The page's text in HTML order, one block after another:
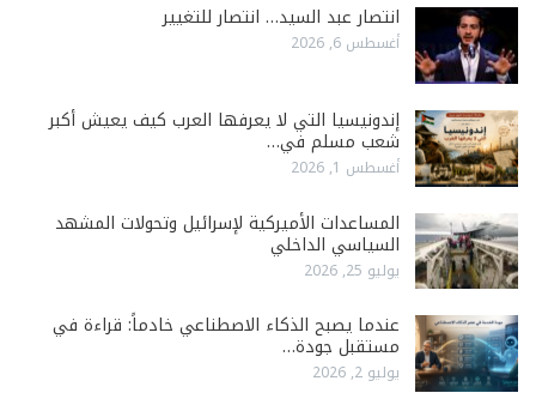
انتصار عبد السيد… انتصار للتغيير
أغسطس 6, 2026
إندونيسيا التي لا يعرفها العرب كيف يعيش أكبر
شعب مسلم في…
أغسطس 1, 2026
المساعدات الأميركية لإسرائيل وتحولات المشهد
السياسي الداخلي
يوليو 25, 2026
عندما يصبح الذكاء الاصطناعي خادماً: قراءة في
مستقبل جودة…
يوليو 2, 2026